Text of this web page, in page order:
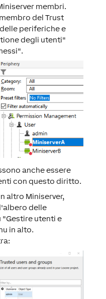
membri.
del Trust
periferiche e
degli utenti"
anche essere
con questo diritto.
altro Miniserver,
delle
utenti e
in alto.